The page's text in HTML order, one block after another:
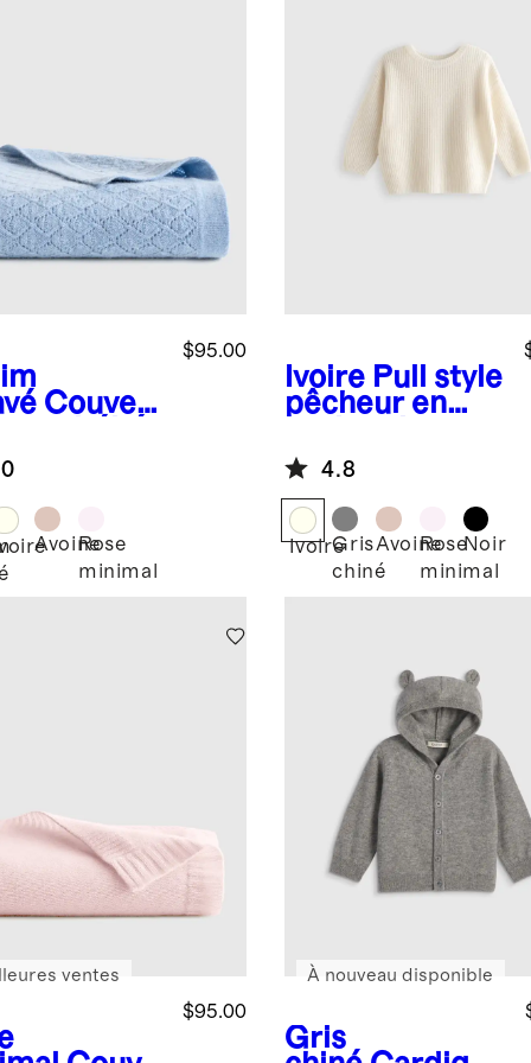
Couvert
de
de
$95.00
AvoineRose
minimal
Ivoire Pull style
pêcheur en
lavable
4.8
IvoireGris
chiné
AvoineRose
minimal
Noir
$95.00
ventes
Gris
À nouveau disponible